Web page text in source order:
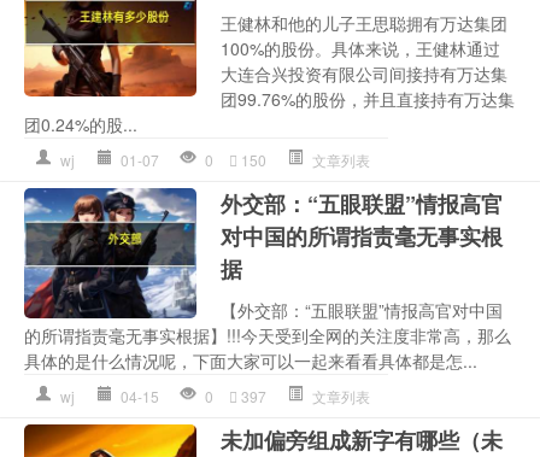
王健林和他的儿子王思聪拥有万达集团
100%的股份。具体来说，王健林通过
大连合兴投资有限公司间接持有万达集
团99.76%的股份，并且直接持有万达集
团0.24%的股...
wj 01-07 0 150 文章列表
外交部：“五眼联盟”情报高官
对中国的所谓指责毫无事实根
据
【外交部：“五眼联盟”情报高官对中国
的所谓指责毫无事实根据】!!!今天受到全网的关注度非常高，那么
具体的是什么情况呢，下面大家可以一起来看看具体都是怎...
wj 04-15 0 397 文章列表
未加偏旁组成新字有哪些（未